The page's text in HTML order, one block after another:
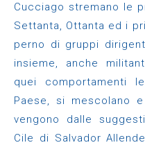
Cucciago stremano le
Settanta, Ottanta ed i
perno di gruppi
insieme, anche
quei comportamenti
Paese, si mescolano
vengono dalle
Cile di Salvador